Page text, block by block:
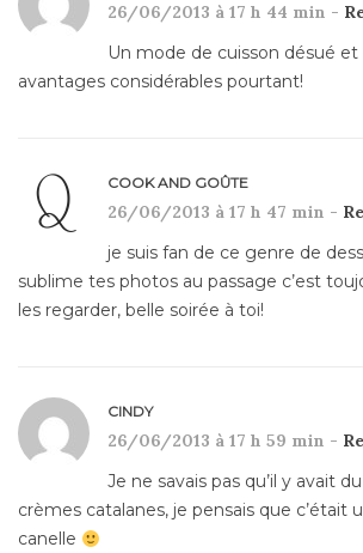
26/06/2013 à 17 h 44 min -
Un mode de cuisson désué
avantages considérables pourtant!
COOK AND GOÛTE
26/06/2013 à 17 h 47 min -
je suis fan de ce genre de
sublime tes photos au passage c’est
les regarder, belle soirée à toi!
CINDY
26/06/2013 à 17 h 59 min -
Je ne savais pas qu’il y avait
crèmes catalanes, je pensais que c’était
canelle